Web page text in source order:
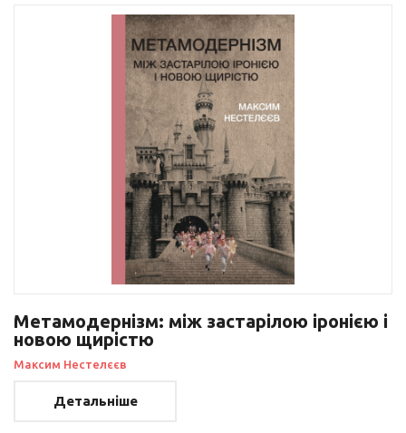
Метамодернізм: між застарілою іронією і
новою щирістю
Максим Нестелєєв
Детальніше